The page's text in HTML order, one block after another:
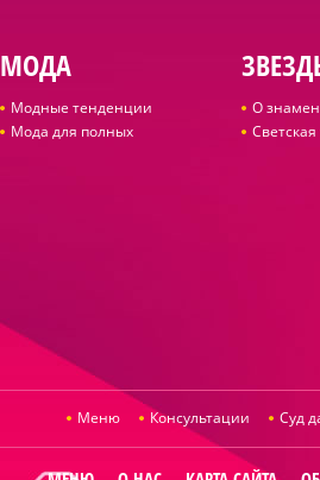
МОДА
Модные тенденции
Мода для полных
О
Светская
Меню Консультации Суд